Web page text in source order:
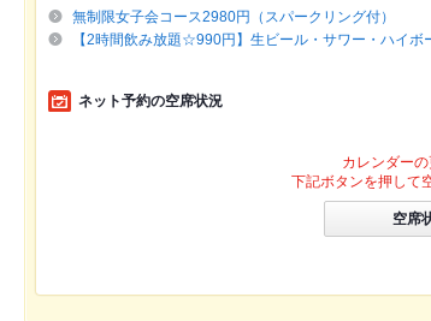
無制限女子会コース2980円（スパークリング付）
【2時間飲み放題☆990円】生ビール・サワー・ハイボ
ネット予約の空席状況
カレンダーの
下記ボタンを押して
空席